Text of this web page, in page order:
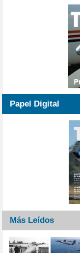
Papel Digital
Más Leídos